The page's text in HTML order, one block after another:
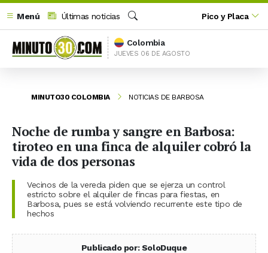
Menú
Últimas noticias
Buscar
Pico y Placa
Colombia
JUEVES 06 DE AGOSTO
MINUTO30 COLOMBIA NOTICIAS DE BARBOSA
Noche de rumba y sangre en Barbosa:
tiroteo en una finca de alquiler cobró la
vida de dos personas
Vecinos de la vereda piden que se ejerza un control
estricto sobre el alquiler de fincas para fiestas, en
Barbosa, pues se está volviendo recurrente este tipo de
hechos
Publicado por: SoloDuque